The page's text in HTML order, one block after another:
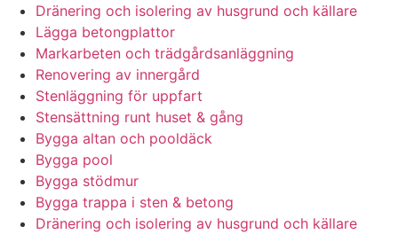
Dränering och isolering av husgrund och källare
Lägga betongplattor
Markarbeten och trädgårdsanläggning
Renovering av innergård
Stenläggning för uppfart
Stensättning runt huset & gång
Bygga altan och pooldäck
Bygga pool
Bygga stödmur
Bygga trappa i sten & betong
Dränering och isolering av husgrund och källare